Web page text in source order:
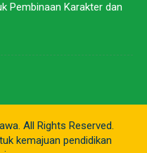
Pembinaan Karakter dan
All Rights Reserved.
kemajuan pendidikan